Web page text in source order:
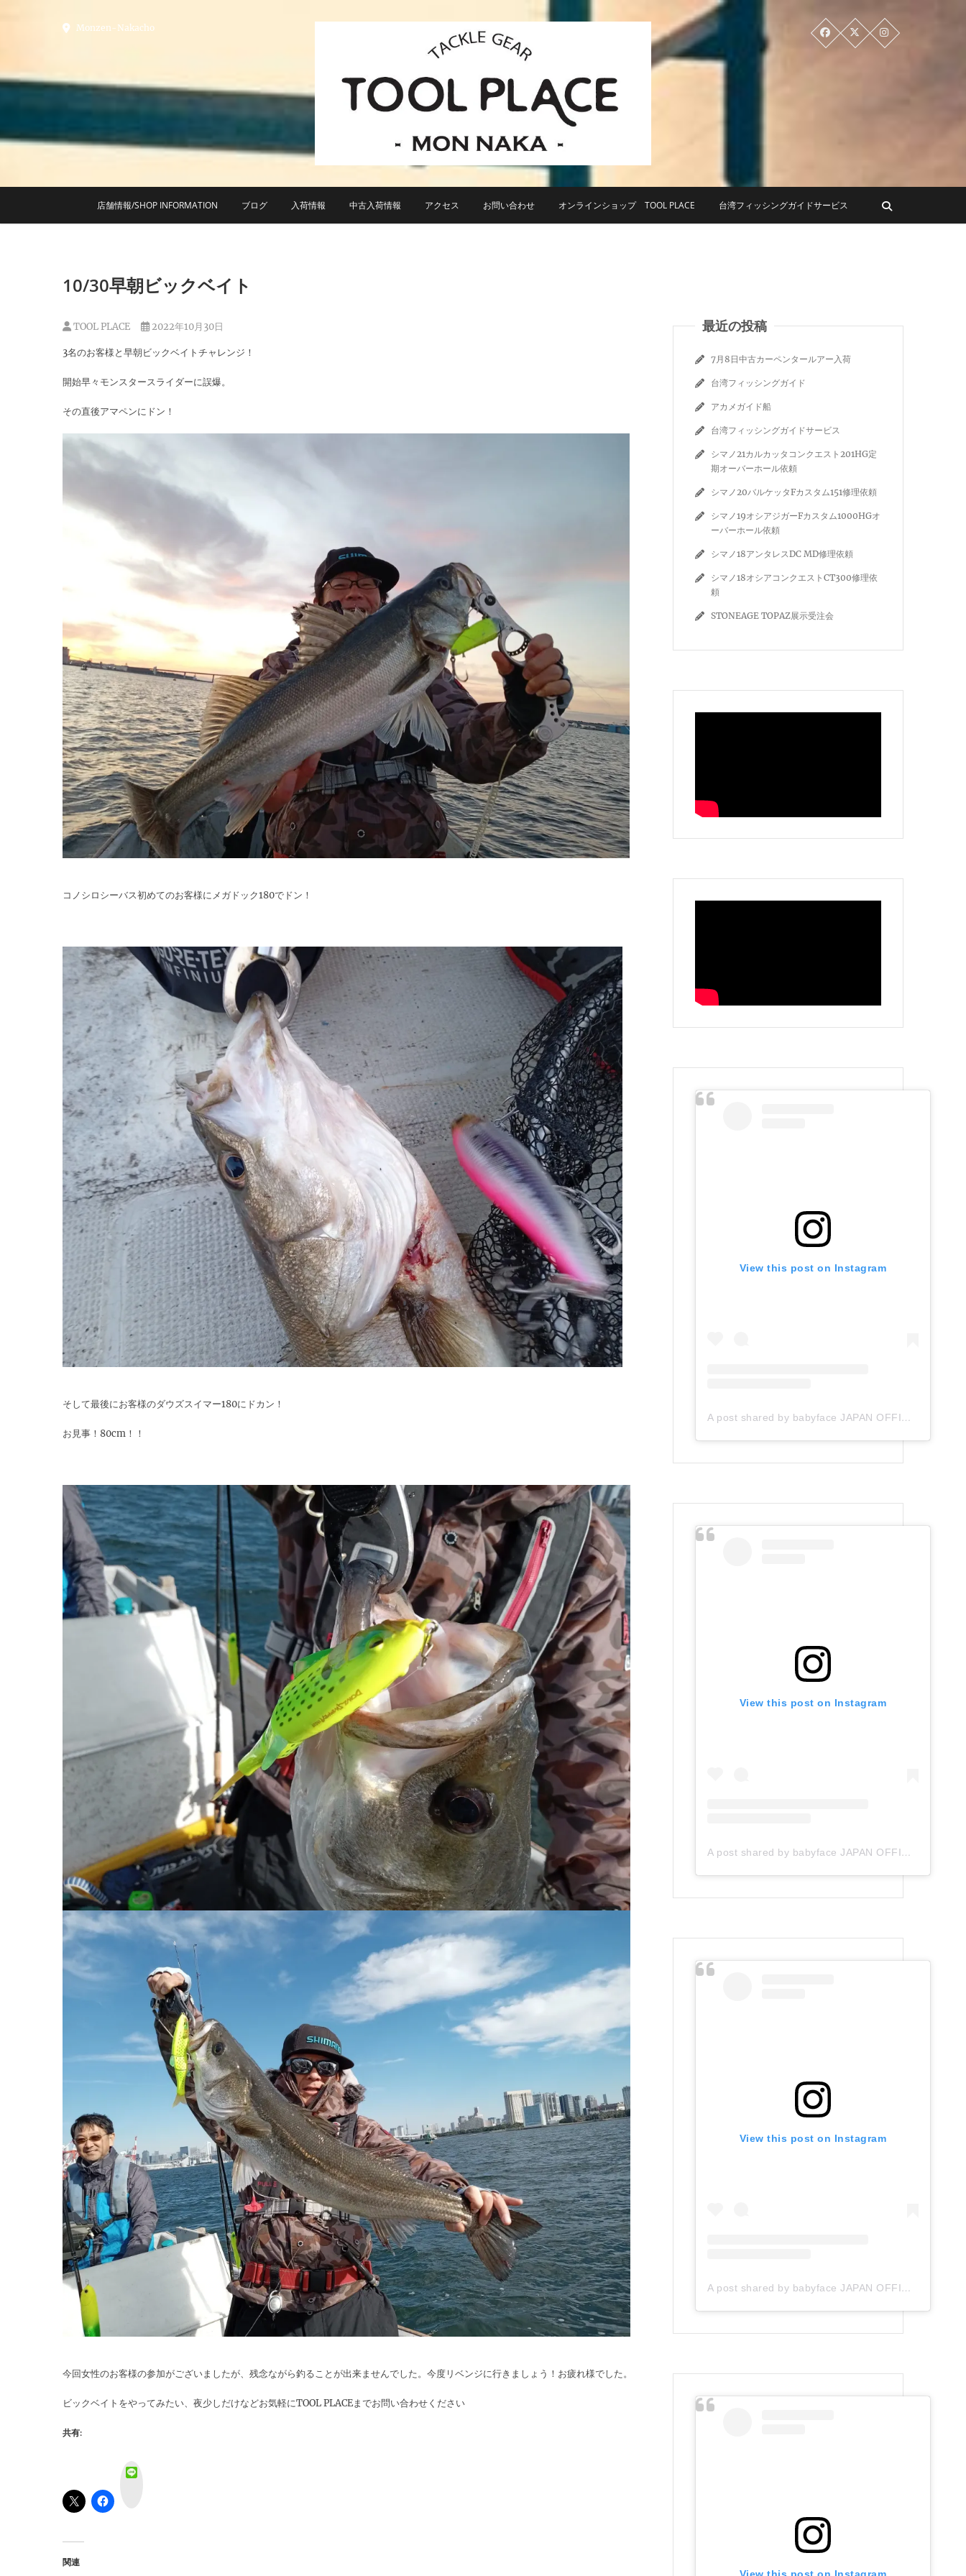
Monzen-Nakacho
TACKLE GEAR TOOL PLACE ツールプレイス
小さなルアーフィッシングショップ「ツールプレイス」が門前仲町に近日オープン！
店舗情報/SHOP INFORMATION ブログ 入荷情報 中古入荷情報 アクセス お問い合わせ オンラインショップ TOOL PLACE 台湾フィッシングガイドサービス
10/30早朝ビックベイト
TOOL PLACE 2022年10月30日
3名のお客様と早朝ビックベイトチャレンジ！
開始早々モンスタースライダーに誤爆。
その直後アマペンにドン！
コノシロシーバス初めてのお客様にメガドック180でドン！
そして最後にお客様のダウズスイマー180にドカン！
お見事！80cm！！
今回女性のお客様の参加がございましたが、残念ながら釣ることが出来ませんでした。今度リベンジに行きましょう！お疲れ様でした。
ビックベイトをやってみたい、夜少しだけなどお気軽にTOOL PLACEまでお問い合わせください
共有:
関連
最近の投稿
7月8日中古カーペンタールアー入荷
台湾フィッシングガイド
アカメガイド船
台湾フィッシングガイドサービス
シマノ21カルカッタコンクエスト201HG定
期オーバーホール依頼
シマノ20バルケッタFカスタム151修理依頼
シマノ19オシアジガーFカスタム1000HGオ
ーバーホール依頼
シマノ18アンタレスDC MD修理依頼
シマノ18オシアコンクエストCT300修理依
頼
STONEAGE TOPAZ展示受注会
View this post on Instagram
A post shared by babyface JAPAN OFFICIAL (@babyface_japan)
View this post on Instagram
A post shared by babyface JAPAN OFFICIAL (@babyface_japan)
View this post on Instagram
A post shared by babyface JAPAN OFFICIAL (@babyface_japan)
View this post on Instagram